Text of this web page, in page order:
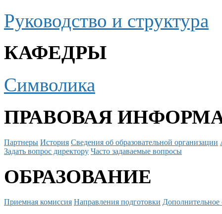
Руководство и структура
КАФЕДРЫ
Символика
ПРАВОВАЯ
Партнеры История Сведения об образовательной организации
Задать вопрос директору Часто задаваемые вопросы
ОБРАЗОВАНИЕ
Приемная комиссия Направления подготовки Дополнительное